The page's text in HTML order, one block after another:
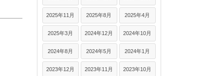
2025年11月 2025年8月 2025年4月
2025年3月 2024年12月 2024年10月
2024年8月 2024年5月 2024年1月
2023年12月 2023年11月 2023年10月